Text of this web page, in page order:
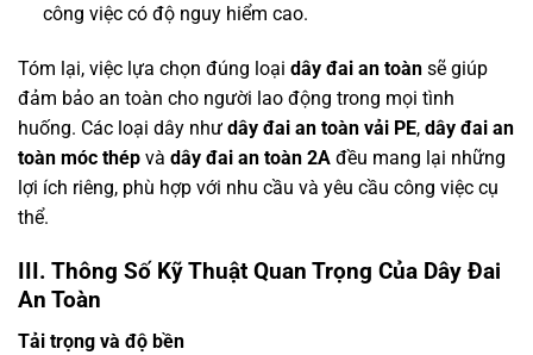
công việc có độ nguy hiểm cao.
Tóm lại, việc lựa chọn đúng loại dây đai an toàn sẽ giúp
đảm bảo an toàn cho người lao động trong mọi tình
huống. Các loại dây như dây đai an toàn vải PE, dây đai an
toàn móc thép và dây đai an toàn 2A đều mang lại những
lợi ích riêng, phù hợp với nhu cầu và yêu cầu công việc cụ
thể.
III. Thông Số Kỹ Thuật Quan Trọng Của Dây Đai
An Toàn
Tải trọng và độ bền